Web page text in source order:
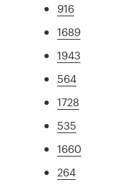
916
1689
1943
564
1728
535
1660
264